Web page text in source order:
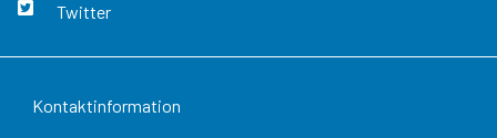
Twitter
Kontaktinformation